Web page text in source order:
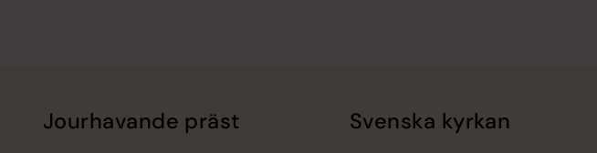
Jourhavande präst Svenska kyrkan